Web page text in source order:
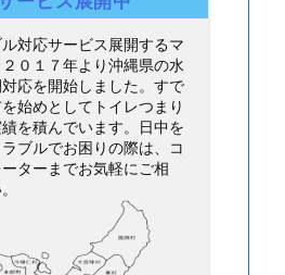
対応サービス展開するマ
０１７年より沖縄県の水
応を開始しました。すで
始めとしてトイレつまり
を積んでいます。日中を
ブルでお困りの際は、コ
ターまでお気軽にご相